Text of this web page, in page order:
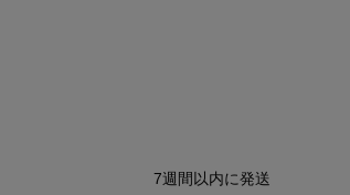
7週間以内に発送